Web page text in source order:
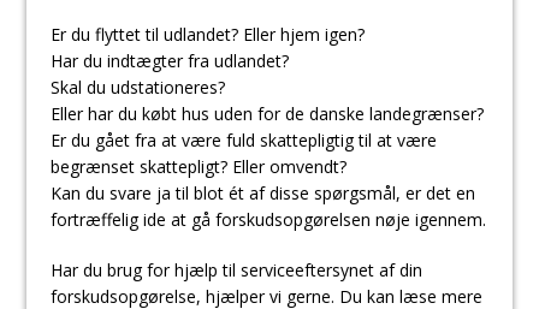
Er du flyttet til udlandet? Eller hjem igen?
Har du indtægter fra udlandet?
Skal du udstationeres?
Eller har du købt hus uden for de danske landegrænser?
Er du gået fra at være fuld skattepligtig til at være
begrænset skattepligt? Eller omvendt?
Kan du svare ja til blot ét af disse spørgsmål, er det en
fortræffelig ide at gå forskudsopgørelsen nøje igennem.
Har du brug for hjælp til serviceeftersynet af din
forskudsopgørelse, hjælper vi gerne. Du kan læse mere